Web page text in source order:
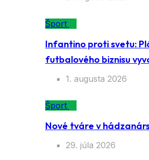
2. augusta 2026
Šport
Infantino proti svetu:
1. augusta 2026